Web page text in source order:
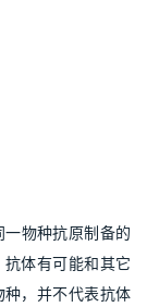
体有可能和其它
，并不代表抗体